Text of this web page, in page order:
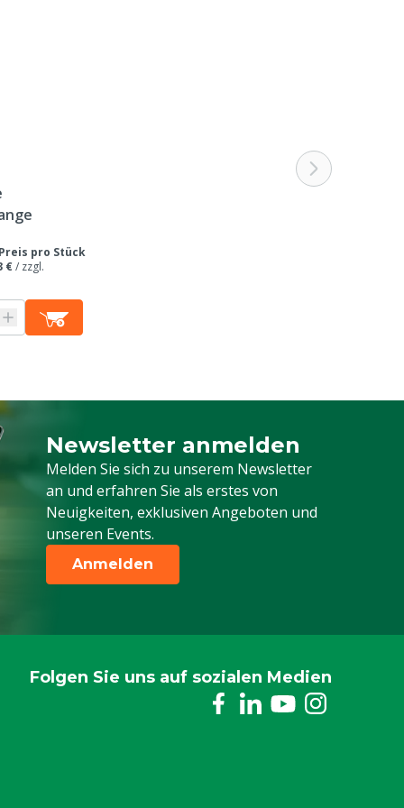
Preis pro Stück
€/ zzgl.
Newsletter anmelden
Melden Sie sich zu unserem Newsletter
an und erfahren Sie als erstes von
Neuigkeiten, exklusiven Angeboten und
unseren Events.
Melden Sie sich für unseren Newsletter
Anmelden
Folgen Sie uns auf sozialen Medien